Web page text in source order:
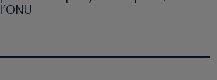
l’ONU